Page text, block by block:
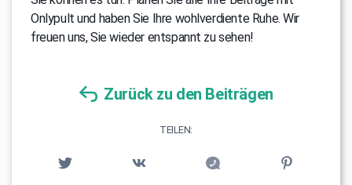
Onlypult und haben Sie Ihre wohlverdiente Ruhe. Wir
freuen uns, Sie wieder entspannt zu sehen!
Zurück zu den Beiträgen
TEILEN: